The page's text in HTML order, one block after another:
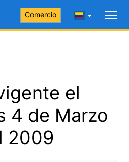
Comercio
el
4 de Marzo
2009